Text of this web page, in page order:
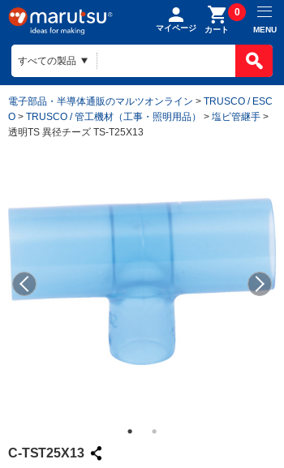
マイページ カート
0
MENU
電子部品・半導体通販のマルツオンライン > TRUSCO / ESC
O > TRUSCO / 管工機材（工事・照明用品） > 塩ビ管継手 >
透明TS 異径チーズ TS-T25X13
C-TST25X13